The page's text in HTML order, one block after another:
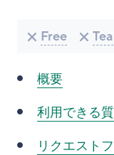
Free
概要
利用できる
リクエスト